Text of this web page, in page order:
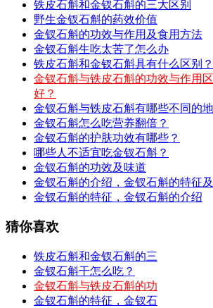
铁皮石斛和金钗石斛的三大区别
野生金钗石斛的药效价值
金钗石斛的功效与作用及食用方法
金钗石斛生吃太苦了怎么办
铁皮石斛和金钗石斛具有什么区别？
金钗石斛与铁皮石斛的功效与作用
好？
金钗石斛与铁皮石斛有哪些不同的
金钗石斛怎么吃营养翻倍？
金钗石斛的护肤功效有哪些？
哪些人不适宜吃金钗石斛？
金钗石斛的功效及味道
金钗石斛的介绍，金钗石斛的特征
金钗石斛的特征，金钗石斛的介绍
猜你喜欢
铁皮石斛和金钗石斛的三
金钗石斛干怎么吃？
金钗石斛与铁皮石斛的功
金钗石斛的特征，金钗石